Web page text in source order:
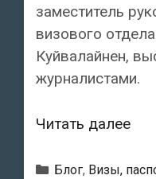
заместитель
визового
Куйвалайнен,
журналистами.
Читать далее
Рубрики
Блог, Визы,